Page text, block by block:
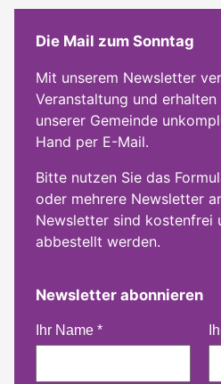
Die Mail zum Sonntag
Mit unserem Newsletter
Veranstaltung und
unserer Gemeinde
Hand per E-Mail.
Bitte nutzen Sie das
oder mehrere Newsletter
Newsletter sind kostenfrei
abbestellt werden.
Newsletter abonnieren
Ihr Name *